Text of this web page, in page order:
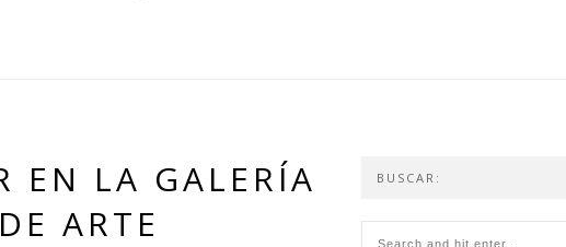
EN LA GALERÍA
ARTE
BUSCAR: